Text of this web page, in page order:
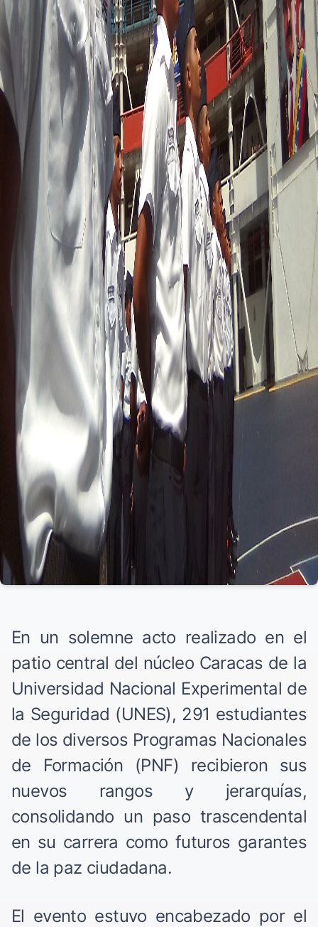
En un solemne acto realizado en el
patio central del núcleo Caracas de la
Universidad Nacional Experimental de
la Seguridad (UNES), 291 estudiantes
de los diversos Programas Nacionales
de Formación (PNF) recibieron sus
nuevos rangos y jerarquías,
consolidando un paso trascendental
en su carrera como futuros garantes
de la paz ciudadana.
El evento estuvo encabezado por el